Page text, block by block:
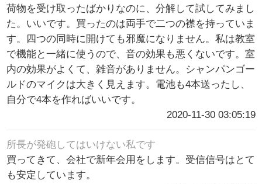
荷物を受け取ったばかりなのに、分解して試してみまし
た。いいです。買ったのは両手で二つの襟を持っていま
す。四つの同時に開けても邪魔になりません。私は教室
で機能と一緒に使うので、音の効果も悪くないです。室
内の効果がよくて、雑音がありません。シャンパンゴー
ルドのマイクは大きく見えます。電池も4本送ったし、
自分で4本を作ればいいです。
2020-11-30 03:05:19
所長が発砲してはいけない私です
買ってきて、会社で新年会用をします。受信信号はとて
も安定しています。